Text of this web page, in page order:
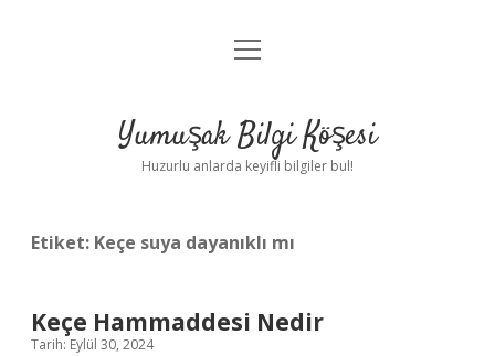
Anasayfa
Yasal Uyarı
menüyü
Yumuşak Bilgi Köşesi
Huzurlu anlarda keyifli bilgiler bul!
Etiket: Keçe suya dayanıklı mı
Keçe Hammaddesi Nedir
Tarih: Eylül 30, 2024